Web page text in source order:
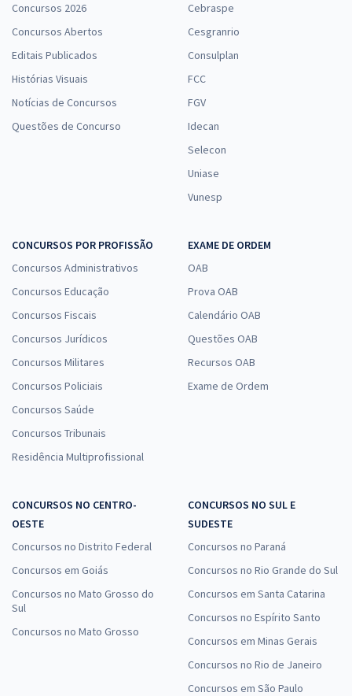
Concursos 2026
Concursos Abertos
Editais Publicados
Histórias Visuais
Notícias de Concursos
Questões de Concurso
Cebraspe
Cesgranrio
Consulplan
FCC
FGV
Idecan
Selecon
Uniase
Vunesp
CONCURSOS POR PROFISSÃO
Concursos Administrativos
Concursos Educação
Concursos Fiscais
Concursos Jurídicos
Concursos Militares
Concursos Policiais
Concursos Saúde
Concursos Tribunais
Residência Multiprofissional
EXAME DE ORDEM
OAB
Prova OAB
Calendário OAB
Questões OAB
Recursos OAB
Exame de Ordem
CONCURSOS NO CENTRO-
OESTE
Concursos no Distrito Federal
Concursos em Goiás
Concursos no Mato Grosso do
Sul
Concursos no Mato Grosso
CONCURSOS NO SUL E
SUDESTE
Concursos no Paraná
Concursos no Rio Grande do Sul
Concursos em Santa Catarina
Concursos no Espírito Santo
Concursos em Minas Gerais
Concursos no Rio de Janeiro
Concursos em São Paulo